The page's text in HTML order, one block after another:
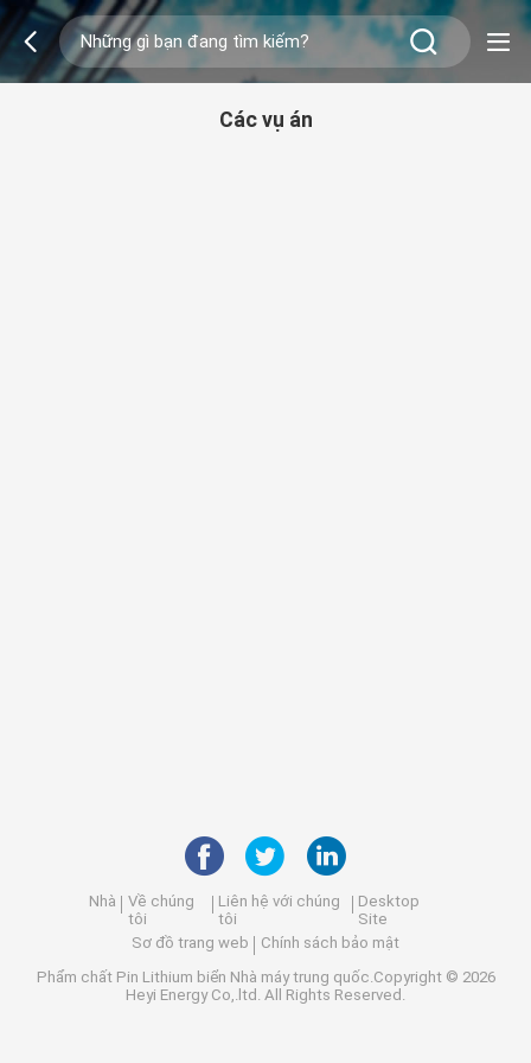
Các vụ án
Nhà
Về chúng
tôi
Liên hệ với chúng
tôi
Desktop
Site
Sơ đồ trang web
Chính sách bảo mật
Phẩm chất Pin Lithium biển Nhà máy trung quốc.Copyright © 2026
Heyi Energy Co,.ltd. All Rights Reserved.